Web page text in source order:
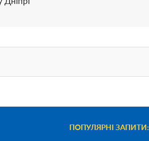
ПОПУЛЯРНІ ЗАПИТИ: